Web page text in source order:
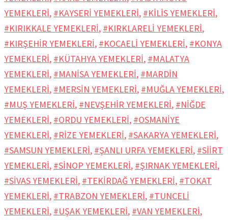
YEMEKLERİ, #KAYSERİ YEMEKLERİ, #KİLİS YEMEKLERİ,
#KIRIKKALE YEMEKLERİ, #KIRKLARELİ YEMEKLERİ,
#KIRŞEHİR YEMEKLERİ, #KOCAELİ YEMEKLERİ, #KONYA
YEMEKLERİ, #KÜTAHYA YEMEKLERİ, #MALATYA
YEMEKLERİ, #MANİSA YEMEKLERİ, #MARDİN
YEMEKLERİ, #MERSİN YEMEKLERİ, #MUĞLA YEMEKLERİ,
#MUŞ YEMEKLERİ, #NEVŞEHİR YEMEKLERİ, #NİĞDE
YEMEKLERİ, #ORDU YEMEKLERİ, #OSMANİYE
YEMEKLERİ, #RİZE YEMEKLERİ, #SAKARYA YEMEKLERİ,
#SAMSUN YEMEKLERİ, #ŞANLI URFA YEMEKLERİ, #SİİRT
YEMEKLERİ, #SİNOP YEMEKLERİ, #ŞIRNAK YEMEKLERİ,
#SİVAS YEMEKLERİ, #TEKİRDAĞ YEMEKLERİ, #TOKAT
YEMEKLERİ, #TRABZON YEMEKLERİ, #TUNCELİ
YEMEKLERİ, #UŞAK YEMEKLERİ, #VAN YEMEKLERİ,